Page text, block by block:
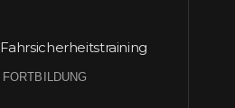
Fahrsicherheitstraining
FORTBILDUNG